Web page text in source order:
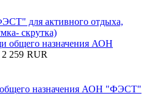
для активного отдыха,
скрутка)
2 259 RUR
назначения АОН "ФЭСТ"